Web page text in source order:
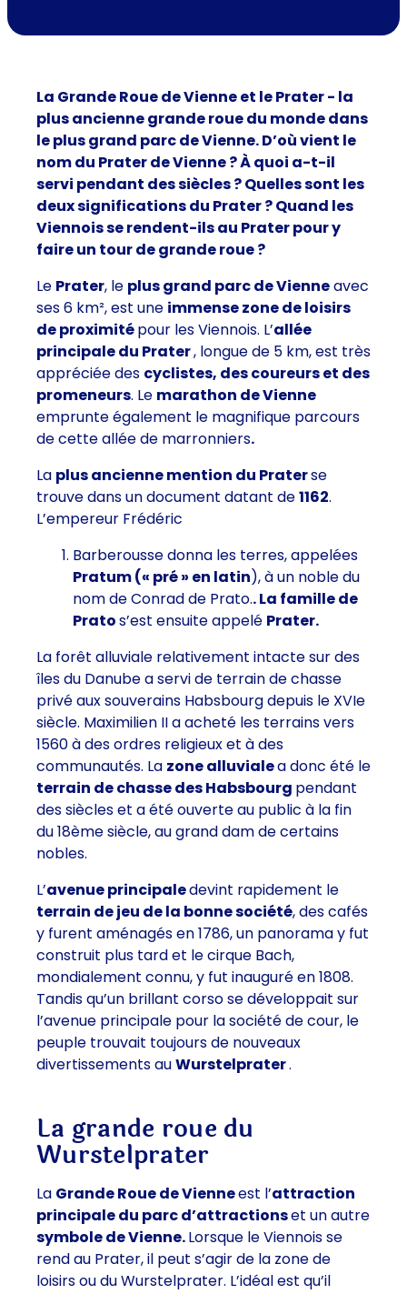
La Grande Roue de Vienne et le Prater - la
plus ancienne grande roue du monde dans
le plus grand parc de Vienne.D’où vient le
nom du Prater de Vienne ? À quoi a-t-il
servi pendant des siècles ? Quelles sont les
deux significations du Prater ? Quand les
Viennois se rendent-ils au Prater pour y
faire un tour de grande roue ?
Le Prater, le plus grand parc de Vienneavec
ses 6 km², est une immense zone de loisirs
de proximitépour les Viennois. L’allée
principale du Prater, longue de 5 km, est très
appréciée des cyclistes, des coureurs et des
promeneurs. Le marathon de Vienne
emprunte également le magnifique parcours
de cette allée de marronniers.
La plus ancienne mention du Praterse
trouve dans un document datant de1162.
L’empereur Frédéric
Barberousse donna les terres, appelées
Pratum(« pré » en latin), à un noble du
nom de Conrad de Prato.. La famille de
Pratos’est ensuite appelé Prater.
La forêt alluviale relativement intacte sur des
îles du Danube a servi de terrain de chasse
privé aux souverains Habsbourg depuis le XVIe
siècle. Maximilien II a acheté les terrains vers
1560 à des ordres religieux et à des
communautés. La zone alluvialea donc été le
terrain de chasse des Habsbourg pendant
des siècles et a été ouverte au public à la fin
du 18ème siècle, au grand dam de certains
nobles.
L’avenue principaledevint rapidement le
terrain de jeu de la bonne société, des cafés
y furent aménagés en 1786, un panorama y fut
construit plus tard et le cirque Bach,
mondialement connu, y fut inauguré en 1808.
Tandis qu’un brillant corso se développait sur
l’avenue principale pour la société de cour, le
peuple trouvait toujours de nouveaux
divertissements auWurstelprater.
La grande roue du
Wurstelprater
La Grande Roue de Vienneest l’attraction
principale du parc d’attractionset un autre
symbole de Vienne.Lorsque le Viennois se
rend au Prater, il peut s’agir de la zone de
loisirs ou du Wurstelprater. L’idéal est qu’il